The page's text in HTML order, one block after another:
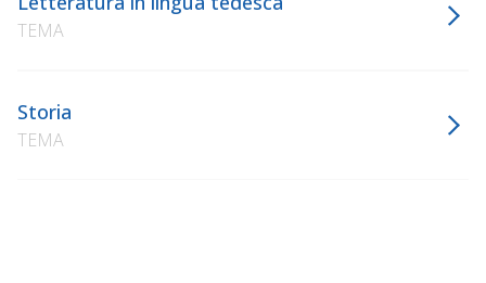
TEMA
Storia
TEMA